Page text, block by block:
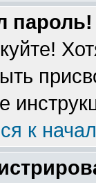
пароль!
к